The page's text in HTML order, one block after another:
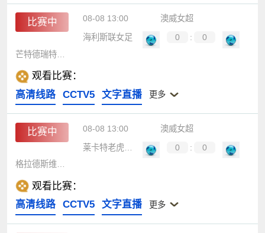
比赛中 08-08 13:00
澳威女超
海利斯联女足
0 :
0
观看比赛：
高清线路
CCTV5 文字直播 更多
比赛中 08-08 13:00
澳威女超
莱卡特老虎女足
0 :
0
格拉德斯维尔乌鸦女足
观看比赛：
高清线路
CCTV5 文字直播 更多